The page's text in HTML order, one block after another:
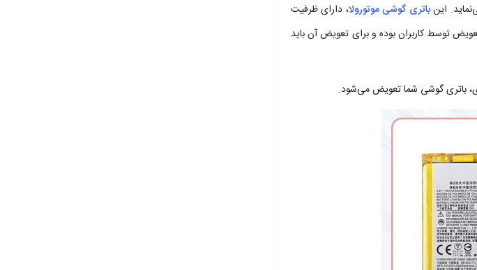
باتری گوشی موتورولا، دارای ظرفیت
غیر قابل تعویض توسط کاربران بوده و برای تعویض آن باید